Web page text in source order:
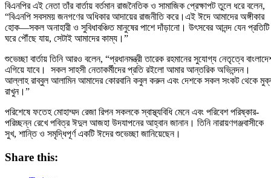
বিএনপির এই নেতা তাঁর বার্তায় বর্তমান রাজনৈতিক ও সামাজিক প্রেক্ষাপট তুলে ধরে বলেন,
“বিএনপি সবসময় জনগণের অধিকার আদায়ের রাজনীতি করে।এই ঈদে আমাদের অঙ্গীকার
হোক—সকল অনাহারী ও সুবিধাবঞ্চিত মানুষের পাশে দাঁড়ানো। উৎসবের আনন্দ যেন প্রতিটি
ঘরে পৌঁছে যায়, সেটাই আমাদের কাম্য।”
শুভেচ্ছা বার্তায় তিনি আরও বলেন, “প্রধানমন্ত্রী তারেক রহমানের সুযোগ্য নেতৃত্বে
এগিয়ে যাবে। সকল সাহসী নেতাকর্মীদের প্রতি রইলো আমার আন্তরিক অভিনন্দন।
আল্লাহ রাব্বুল আলামিন আমাদের কোরবানি কবুল করুন এবং দেশকে সকল সংকট থেকে
রাখুন।”
পরিশেষে ফতেহ মোহাম্মদ রেজা রিপন সকলকে স্বাস্থ্যবিধি মেনে এবং পরিবেশ পরিষ্কার-
পরিচ্ছন্ন রেখে পবিত্র ঈদুল আজহা উদযাপনের আহ্বান জানান। তিনি নারায়ণগঞ্জবাসীকে
সুখ, শান্তি ও সমৃদ্ধিপূর্ণ একটি ঈদের শুভেচ্ছা জানিয়েছেন।
Share this: